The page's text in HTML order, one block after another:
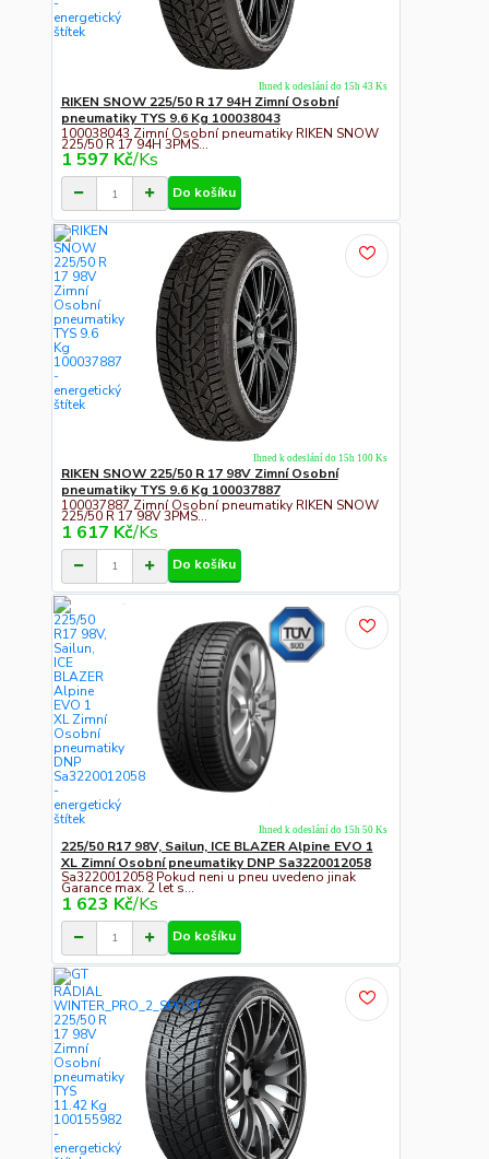
RIKEN SNOW 225/50 R 17 94H Zimní Osobní
pneumatiky TYS 9.6 Kg 100038043
100038043 Zimní Osobní pneumatiky RIKEN SNOW
225/50 R 17 94H 3PMS...
1 597 Kč/Ks
Ihned k odeslání do 15h 43 Ks
Do košíku
RIKEN SNOW 225/50 R 17 98V Zimní Osobní
pneumatiky TYS 9.6 Kg 100037887
100037887 Zimní Osobní pneumatiky RIKEN SNOW
225/50 R 17 98V 3PMS...
1 617 Kč/Ks
Ihned k odeslání do 15h 100 Ks
Do košíku
225/50 R17 98V, Sailun, ICE BLAZER Alpine EVO 1
XL Zimní Osobní pneumatiky DNP Sa3220012058
Sa3220012058 Pokud neni u pneu uvedeno jinak
Garance max. 2 let s...
1 623 Kč/Ks
Ihned k odeslání do 15h 50 Ks
Do košíku